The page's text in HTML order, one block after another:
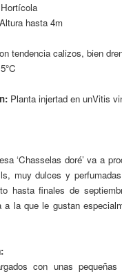
Hortícola
Altura hasta 4m
tendencia calizos, bien
Planta injertad en unVitis
‘Chasselas doré’ va a
muy dulces y
hasta finales de
la que le gustan
con unas